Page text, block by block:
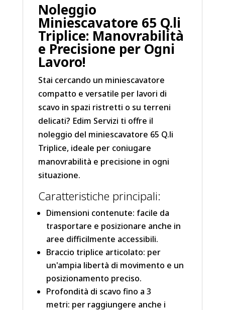
Noleggio
Miniescavatore 65 Q.li
Triplice: Manovrabilità
e Precisione per Ogni
Lavoro!
Stai cercando un miniescavatore
compatto e versatile per lavori di
scavo in spazi ristretti o su terreni
delicati? Edim Servizi ti offre il
noleggio del miniescavatore 65 Q.li
Triplice, ideale per coniugare
manovrabilità e precisione in ogni
situazione.
Caratteristiche principali:
Dimensioni contenute: facile da
trasportare e posizionare anche in
aree difficilmente accessibili.
Braccio triplice articolato: per
un'ampia libertà di movimento e un
posizionamento preciso.
Profondità di scavo fino a 3
metri: per raggiungere anche i